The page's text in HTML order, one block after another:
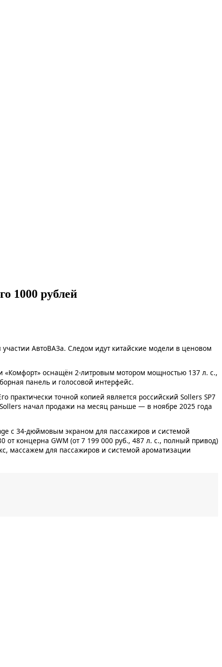
1000 рублей
АвтоВАЗа. Следом идут китайские модели в ценовом
«Комфорт» оснащён 2-литровым мотором мощностью 137 л. с.,
панель и голосовой интерфейс.
точной копией является российский Sollers SP7
начал продажи на месяц раньше — в ноябре 2025 года
с 34-дюймовым экраном для пассажиров и системой
концерна GWM (от 7 199 000 руб., 487 л. с., полный привод)
массажем для пассажиров и системой ароматизации